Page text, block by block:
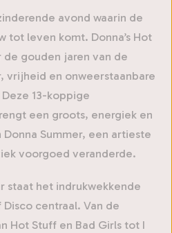
avond waarin de
tot leven komt. Donna’s Hot
gouden jaren van de
vrijheid en onweerstaanbare
13-koppige
een groots, energiek en
Summer, een artieste
voorgoed veranderde.
staat het indrukwekkende
centraal. Van de
Hot Stuff en Bad Girls tot I